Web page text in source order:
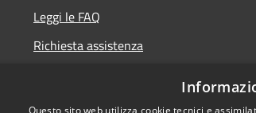
Leggi le FAQ
Richiesta assistenza
Questo sito web utilizza cookie tecnici e